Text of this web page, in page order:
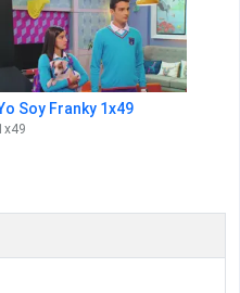
Soy Franky 1x49
x49